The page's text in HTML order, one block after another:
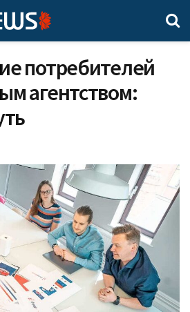
потребителей
агентством: